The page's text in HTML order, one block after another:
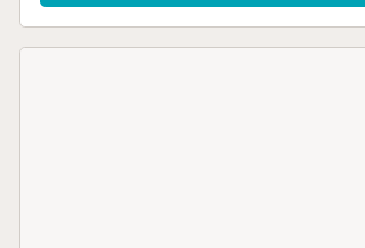
descubierta, terraza cubierta y